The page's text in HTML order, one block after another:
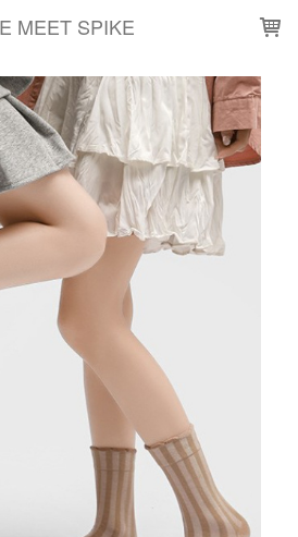
MEET SPIKE